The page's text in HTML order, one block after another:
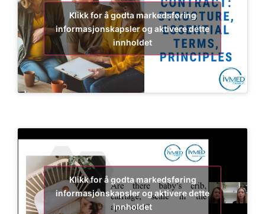
Klikk for å godta markedsføring
informasjonskapsler og aktivere dette
innholdet
Klikk for å godta markedsføring
informasjonskapsler og aktivere dette
innholdet